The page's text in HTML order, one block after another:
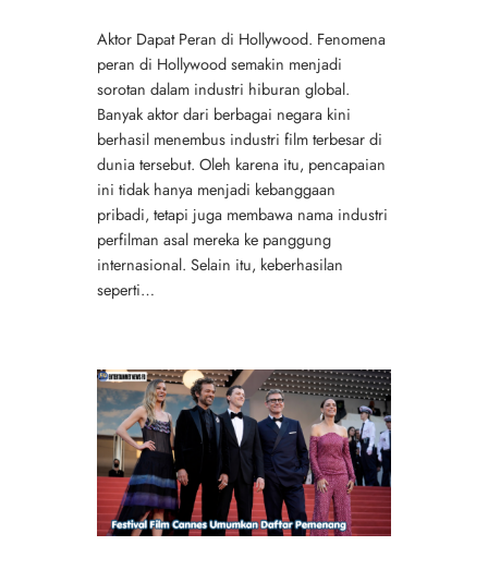
Aktor Dapat Peran di Hollywood. Fenomena
peran di Hollywood semakin menjadi
sorotan dalam industri hiburan global.
Banyak aktor dari berbagai negara kini
berhasil menembus industri film terbesar di
dunia tersebut. Oleh karena itu, pencapaian
ini tidak hanya menjadi kebanggaan
pribadi, tetapi juga membawa nama industri
perfilman asal mereka ke panggung
internasional. Selain itu, keberhasilan
seperti…